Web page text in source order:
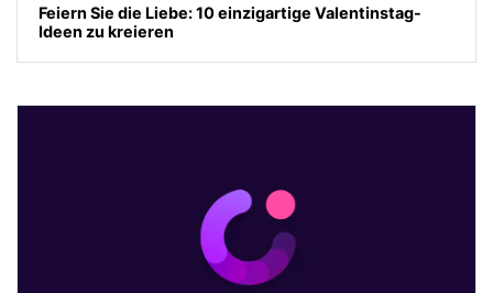
Feiern Sie die Liebe: 10 einzigartige Valentinstag-
Ideen zu kreieren